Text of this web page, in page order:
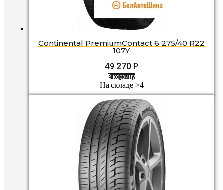
Continental PremiumContact 6 275/40 R22
107Y
49 270 Р
В корзину
На складе >4